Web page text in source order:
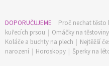
DOPORUČUJEME Proč nechat těsto
kuřecích prsou | Omáčky na
Koláče a buchty na plech | Nejtěžší
narození | Horoskopy | Šperky na